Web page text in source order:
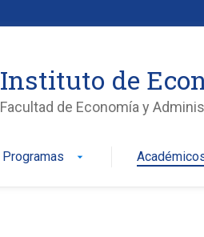
Instituto de
Facultad de Economía y
Programas arrow_drop_down